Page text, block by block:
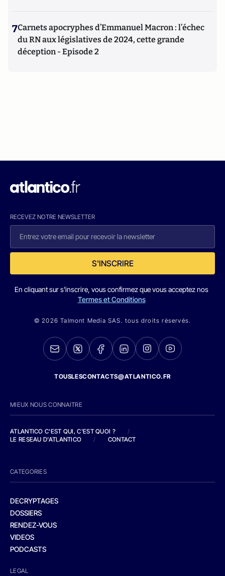
7Carnets apocryphes d’Emmanuel Macron : l’échec
du RN aux législatives de 2024, cette grande
déception - Episode 2
RECEVEZ NOTRE NEWSLETTER
S'INSCRIRE
En cliquant sur s'inscrire, vous confirmez que vous acceptez nos
Termes et Conditions
© 2026 Talmont Media SAS. tous droits réservés.
TOUSLESCONTACTS@ATLANTICO.FR
MIEUX NOUS CONNAITRE
ATLANTICO C'EST QUI, C'EST QUOI ?
/
LE RESEAU D'ATLANTICO
/ CONTACT
CATEGORIES
DECRYPTAGES
DOSSIERS
RENDEZ-VOUS
VIDEOS
PODCASTS
LEGAL